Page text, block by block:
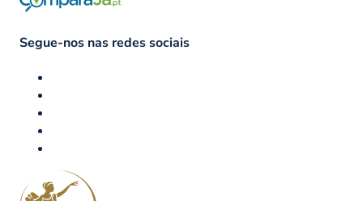
Segue-nos nas redes sociais